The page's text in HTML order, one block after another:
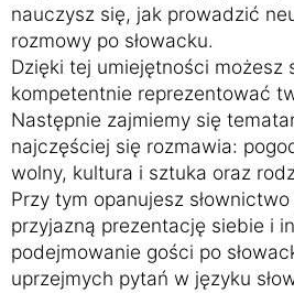
nauczysz się, jak prowadzić
rozmowy po słowacku.
Dzięki tej umiejętności możesz
kompetentnie reprezentować
Następnie zajmiemy się
najczęściej się rozmawia:
wolny, kultura i sztuka oraz
Przy tym opanujesz
przyjazną prezentację siebie i
podejmowanie gości po
uprzejmych pytań w języku